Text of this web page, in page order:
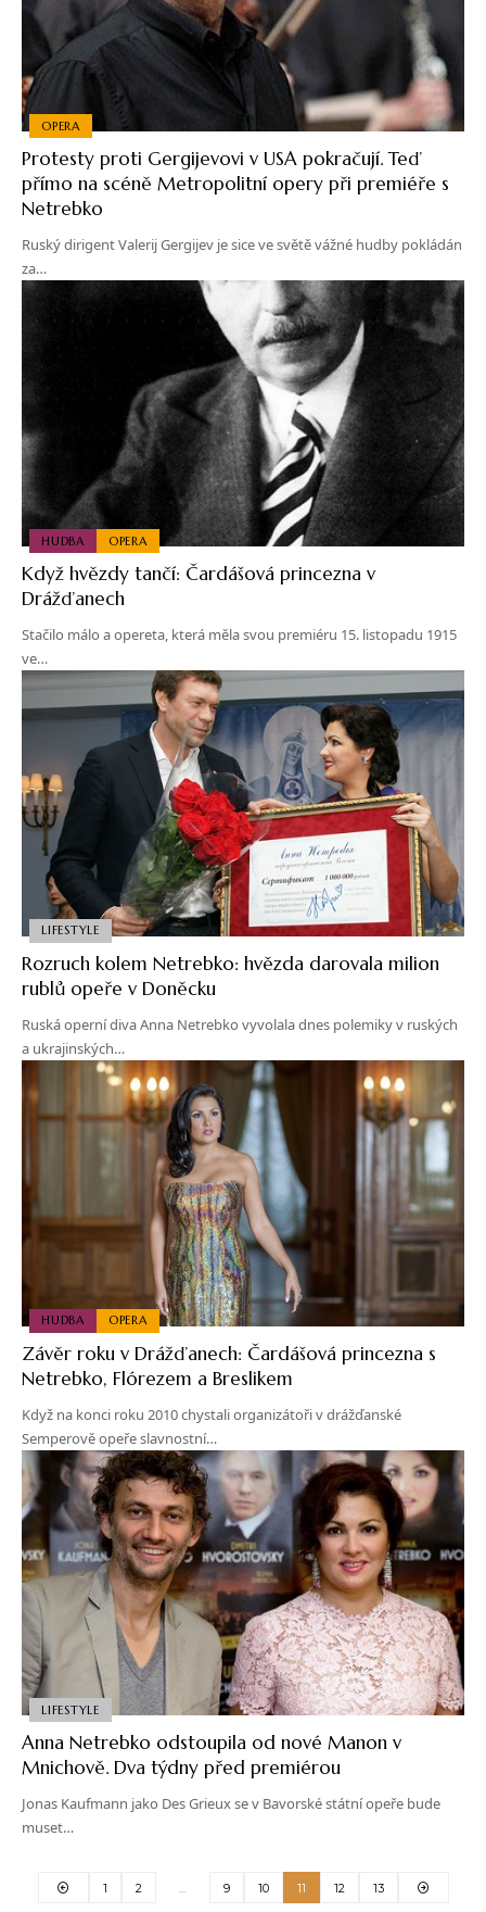
OPERA
Protesty proti Gergijevovi v USA pokračují. Teď
přímo na scéně Metropolitní opery při premiéře s
Netrebko
Ruský dirigent Valerij Gergijev je sice ve světě vážné hudby pokládán
za…
HUDBA OPERA
Když hvězdy tančí: Čardášová princezna v
Drážďanech
Stačilo málo a opereta, která měla svou premiéru 15. listopadu 1915
ve…
LIFESTYLE
Rozruch kolem Netrebko: hvězda darovala milion
rublů opeře v Doněcku
Ruská operní diva Anna Netrebko vyvolala dnes polemiky v ruských
a ukrajinských…
HUDBA OPERA
Závěr roku v Drážďanech: Čardášová princezna s
Netrebko, Flórezem a Breslikem
Když na konci roku 2010 chystali organizátoři v drážďanské
Semperově opeře slavnostní…
LIFESTYLE
Anna Netrebko odstoupila od nové Manon v
Mnichově. Dva týdny před premiérou
Jonas Kaufmann jako Des Grieux se v Bavorské státní opeře bude
muset…
1 2 9 10 11 12 13